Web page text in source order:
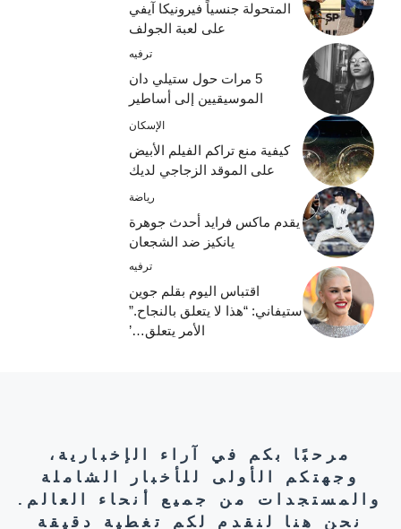
المتحولة جنسياً فيرونيكا آيفي
على لعبة الجولف
ترفيه
5 مرات حول ستيلي دان
الموسيقيين إلى أساطير
الإسكان
كيفية منع تراكم الفيلم الأبيض
على الموقد الزجاجي لديك
رياضة
يقدم ماكس فرايد أحدث جوهرة
يانكيز ضد الشجعان
ترفيه
اقتباس اليوم بقلم جوين
ستيفاني: “هذا لا يتعلق بالنجاح.”
الأمر يتعلق…’
مرحبًا بكم في آراء الإخبارية،
وجهتكم الأولى للأخبار الشاملة
والمستجدات من جميع أنحاء العالم.
نحن هنا لنقدم لكم تغطية دقيقة